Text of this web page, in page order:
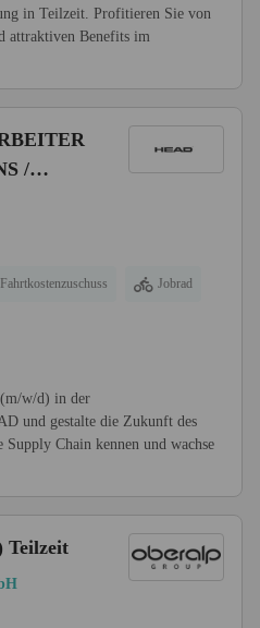
in Teilzeit. Profitieren Sie von
attraktiven Benefits im
/
Fahrtkostenzuschuss Jobrad
(m/w/d) in der
und gestalte die Zukunft des
Chain kennen und wachse
Teilzeit